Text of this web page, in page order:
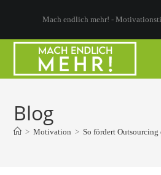
springen
Mach endlich mehr! -
Blog
> Motivation > So fördert